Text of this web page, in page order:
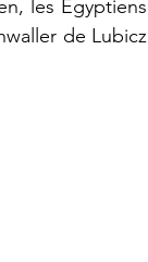
les Egyptiens
de Lubicz